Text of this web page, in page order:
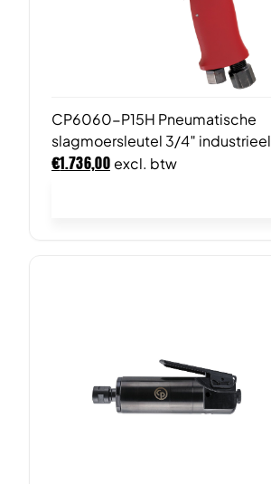
CP6060-P15H Pneumatische
slagmoersleutel 3/4″ industrieel
€1.736,00 excl. btw